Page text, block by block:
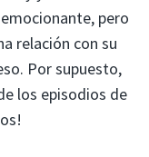
pero
relación con su
Por supuesto,
los episodios de